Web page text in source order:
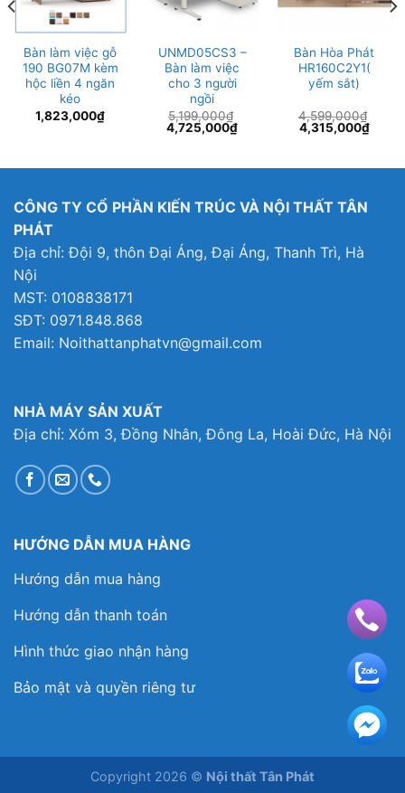
Bàn làm việc gỗ
190 BG07M kèm
hộc liền 4 ngăn
kéo
1,823,000₫
UNMD05CS3 –
Bàn làm việc
cho 3 người
ngồi
5,199,000₫
Giá
gốc
4,725,000₫Giá
Bàn Hòa Phát
HR160C2Y1(
yếm sắt)
4,599,000₫
Giá
gốc
4,315,000₫Giá
hiện
CÔNG TY CỔ PHẦN KIẾN TRÚC VÀ NỘI THẤT TÂN
PHÁT
Địa chỉ: Đội 9, thôn Đại Áng, Đại Áng, Thanh Trì, Hà
Nội
MST: 0108838171
SĐT: 0971.848.868
Email: Noithattanphatvn@gmail.com
NHÀ MÁY SẢN XUẤT
Địa chỉ: Xóm 3, Đồng Nhân, Đông La, Hoài Đức, Hà Nội
HƯỚNG DẪN MUA HÀNG
Hướng dẫn mua hàng
Hướng dẫn thanh toán
Hình thức giao nhận hàng
Bảo mật và quyền riêng tư
Copyright 2026 © Nội thất Tân Phát